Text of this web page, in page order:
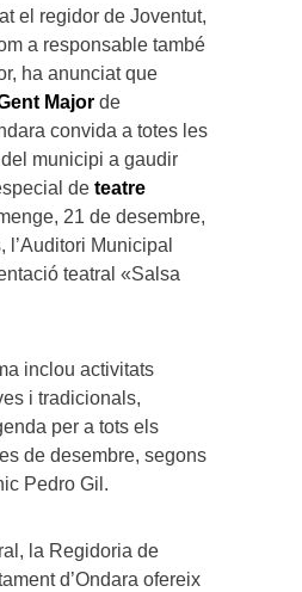
el regidor de Joventut,
a responsable també
ha anunciat que
Major de
convida a totes les
municipi a gaudir
de teatre
21 de desembre,
l’Auditori Municipal
teatral «Salsa
inclou activitats
i tradicionals,
per a tots els
de desembre, segons
Pedro Gil.
la Regidoria de
d’Ondara ofereix